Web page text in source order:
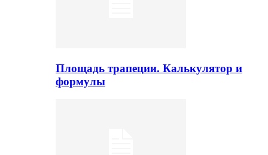
Площадь трапеции. Калькулятор и
формулы